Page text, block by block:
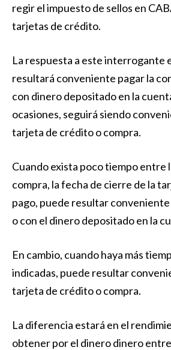
regir el impuesto de sellos en
tarjetas de crédito.
La respuesta a este interrogante
resultará conveniente pagar la
con dinero depositado en la
ocasiones, seguirá siendo
tarjeta de crédito o compra.
Cuando exista poco tiempo entre
compra, la fecha de cierre de la
pago, puede resultar
o con el dinero depositado en la
En cambio, cuando haya más
indicadas, puede resultar
tarjeta de crédito o compra.
La diferencia estará en el
obtener por el dinero dinero